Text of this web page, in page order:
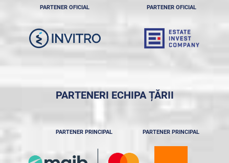
PARTENER OFICIAL PARTENER OFICIAL
PARTENERI ECHIPA ȚĂRII
PARTENER PRINCIPAL PARTENER PRINCIPAL